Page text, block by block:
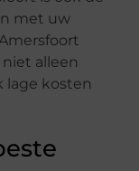
met uw
alleen
lage kosten